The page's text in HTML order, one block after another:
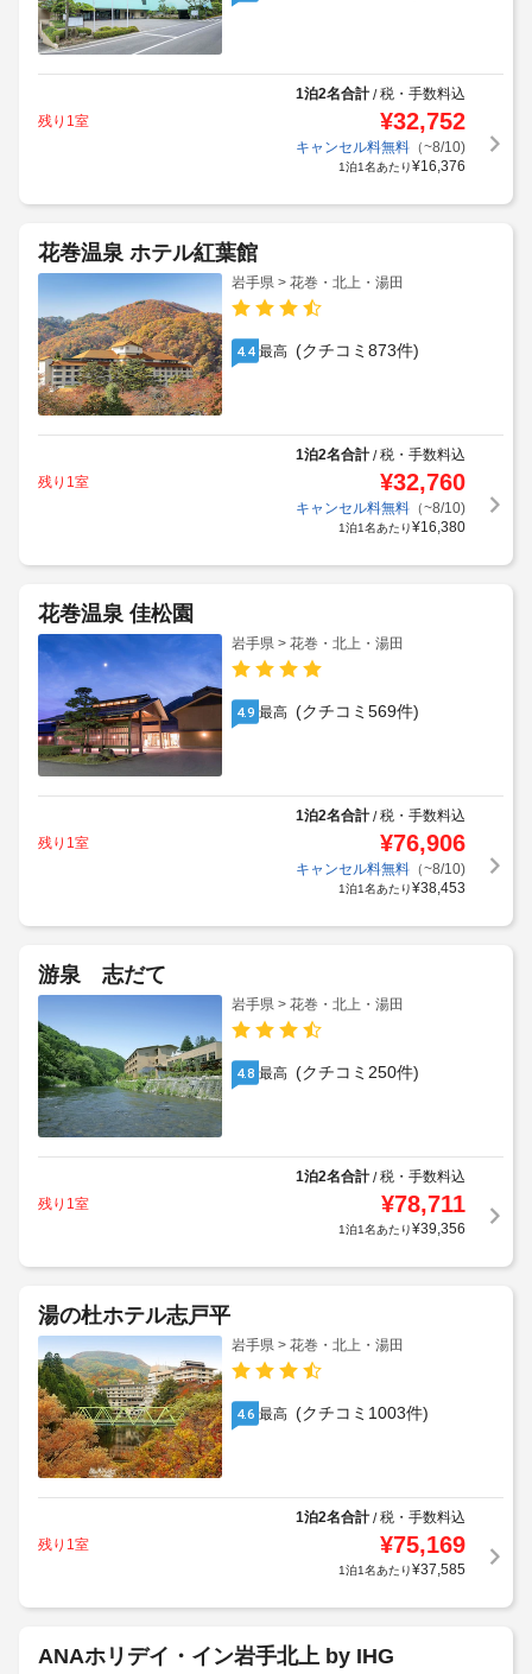
1泊2名合計/税・手数料込
残り1室
¥32,752
キャンセル料無料（~8/10)
1泊1名あたり¥16,376
花巻温泉 ホテル紅葉館
岩手県 > 花巻・北上・湯田
4.4 最高 (クチコミ873件)
1泊2名合計/税・手数料込
残り1室
¥32,760
キャンセル料無料（~8/10)
1泊1名あたり¥16,380
花巻温泉 佳松園
岩手県 > 花巻・北上・湯田
4.9 最高 (クチコミ569件)
1泊2名合計/税・手数料込
残り1室
¥76,906
キャンセル料無料（~8/10)
1泊1名あたり¥38,453
游泉 志だて
岩手県 > 花巻・北上・湯田
4.8 最高 (クチコミ250件)
1泊2名合計/税・手数料込
残り1室
¥78,711
1泊1名あたり¥39,356
湯の杜ホテル志戸平
岩手県 > 花巻・北上・湯田
4.6 最高 (クチコミ1003件)
1泊2名合計/税・手数料込
残り1室
¥75,169
1泊1名あたり¥37,585
ANAホリデイ・イン岩手北上 by IHG